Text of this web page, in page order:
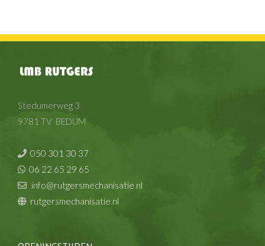
Stedumerweg 3
9781 TV BEDUM
050 301 30 37
06 22 65 29 65
info@rutgersmechanisatie.nl
rutgersmechanisatie.nl